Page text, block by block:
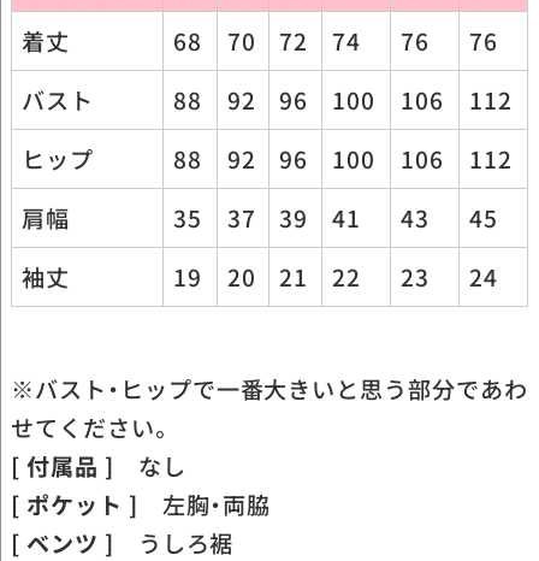
着丈
68 70 72 74 76
76
バスト
88 92 96 100 106
112
ヒップ
88 92 96 100 106
112
肩幅
35 37 39 41 43
45
袖丈
19 20 21 22 23 24
※バスト・ヒップで一番大きいと思う部分であわ
せてください。
[ 付属品 ] なし
[ ポケット ] 左胸・両脇
[ ベンツ ] うしろ裾